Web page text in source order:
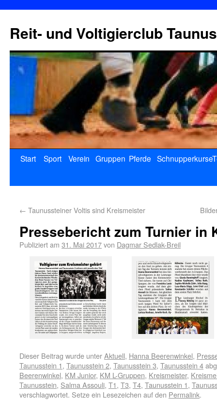
Reit- und Voltigierclub
Start Sport Verein Gruppen Pferde Schnupperkurse
← Taunussteiner Voltis sind Kreismeister
Pressebericht zum Turnier in
Publiziert am 31. Mai 2017von Dagmar Sedlak-Breil
Dieser Beitrag wurde unterAktuell, Hanna Beerenwinkel,
Taunusstein 1, Taunusstein 2, Taunusstein 3, Taunusstein 4
Beerenwinkel, KM Junior, KM L-Gruppen, Kreismeister,
Taunusstein, Salma Assouli, T1, T3, T4, Taunusstein 1,
verschlagwortet. Setze ein Lesezeichen auf den Permalink.